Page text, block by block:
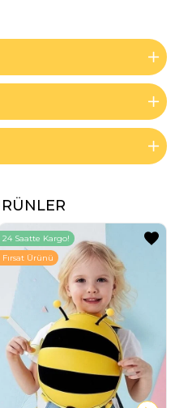
24 Saatte Kargo!
Fırsat Ürünü